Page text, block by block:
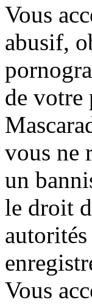
Vous
abusif,
de votre
vous ne
un
le droit
autorités
Vous